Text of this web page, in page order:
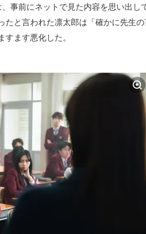
事前にネットで見た内容を思い出し
と言われた凛太郎は「確かに先生の
ます悪化した。